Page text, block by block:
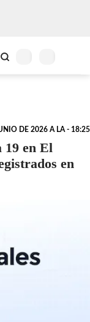
DE 2026 A LA - 18:25
19 en El
en